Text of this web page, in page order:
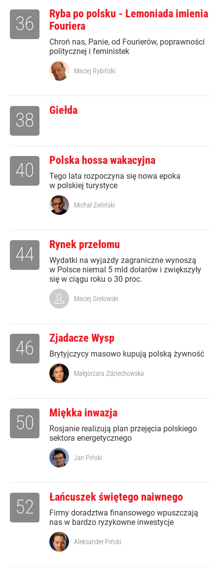
Ryba po polsku - Lemoniada imienia
Fouriera
Chroń nas, Panie, od Fourierów, poprawności
politycznej i feministek
36
Maciej Rybiński
Giełda
38
Polska hossa wakacyjna
Tego lata rozpoczyna się nowa epoka
w polskiej turystyce
40
Michał Zieliński
Rynek przełomu
Wydatki na wyjazdy zagraniczne wynoszą
w Polsce niemal 5 mld dolarów i zwiększyły
się w ciągu roku o 30 proc.
44
Maciej Grelowski
Zjadacze Wysp
Brytyjczycy masowo kupują polską żywność
46
Małgorzata Zdziechowska
Miękka inwazja
Rosjanie realizują plan przejęcia polskiego
sektora energetycznego
50
Jan Piński
Łańcuszek świętego naiwnego
Firmy doradztwa finansowego wpuszczają
nas w bardzo ryzykowne inwestycje
52
Aleksander Piński